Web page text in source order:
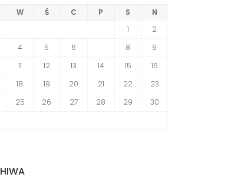
W Ś C P S
N
1
2
4 5 6 8
9
11 12 13 14 15
16
18 19 20 21 22
23
25 26 27 28 29
30